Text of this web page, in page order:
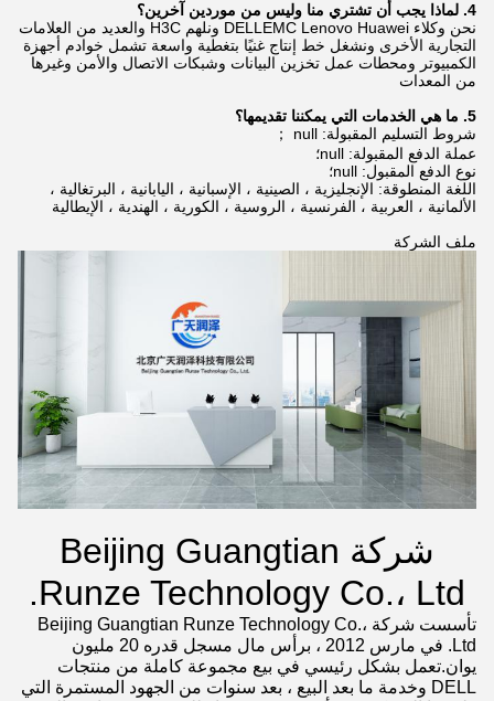
4. لماذا يجب أن تشتري منا وليس من موردين آخرين؟
نحن وكلاء DELLEMC Lenovo Huawei ونلهم H3C والعديد من العلامات
التجارية الأخرى ونشغل خط إنتاج غنيًا بتغطية واسعة تشمل خوادم أجهزة
الكمبيوتر ومحطات عمل تخزين البيانات وشبكات الاتصال والأمن وغيرها
من المعدات
5. ما هي الخدمات التي يمكننا تقديمها؟
شروط التسليم المقبولة: null ；
عملة الدفع المقبولة: null؛
نوع الدفع المقبول: null؛
اللغة المنطوقة: الإنجليزية ، الصينية ، الإسبانية ، اليابانية ، البرتغالية ،
الألمانية ، العربية ، الفرنسية ، الروسية ، الكورية ، الهندية ، الإيطالية
ملف الشركة
شركة Beijing Guangtian
Runze Technology Co.، Ltd.
تأسست شركة Beijing Guangtian Runze Technology Co.،
Ltd. في مارس 2012 ، برأس مال مسجل قدره 20 مليون
يوان.تعمل بشكل رئيسي في بيع مجموعة كاملة من منتجات
DELL وخدمة ما بعد البيع ، بعد سنوات من الجهود المستمرة التي